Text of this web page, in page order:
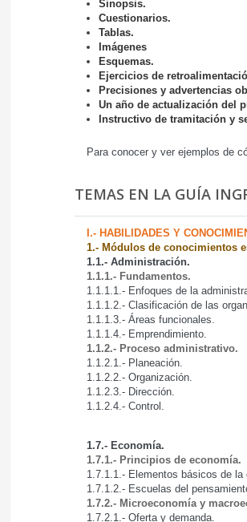
Sinopsis.
Cuestionarios.
Tablas.
Imágenes
Esquemas.
Ejercicios de
Precisiones y advertencias
Un año de actualización del
Instructivo de tramitación y
Para conocer y ver ejemplos de
TEMAS EN LA GUÍA
I.- HABILIDADES Y
1.- Módulos de conocimientos
1.1.- Administración.
1.1.1.- Fundamentos.
1.1.1.1.- Enfoques de la
1.1.1.2.- Clasificación de las
1.1.1.3.- Áreas funcionales.
1.1.1.4.- Emprendimiento.
1.1.2.- Proceso administrativo.
1.1.2.1.- Planeación.
1.1.2.2.- Organización.
1.1.2.3.- Dirección.
1.1.2.4.- Control.
1.7.- Economía.
1.7.1.- Principios de economía.
1.7.1.1.- Elementos básicos de la
1.7.1.2.- Escuelas del
1.7.2.- Microeconomía y
1.7.2.1.- Oferta y demanda.